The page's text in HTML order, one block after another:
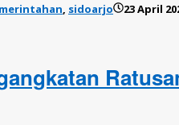
, sidoarjo 23 April